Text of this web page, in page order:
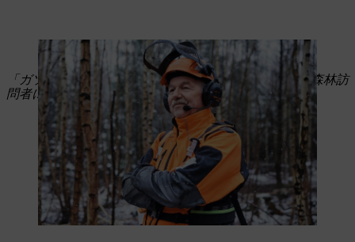
マーティン・ノルテ、州営森林・木材事業部門の林業マイスター
「ガソリンからバッテリーへの切り替えは問題なく、森林訪
問者にもメリットがあります。」